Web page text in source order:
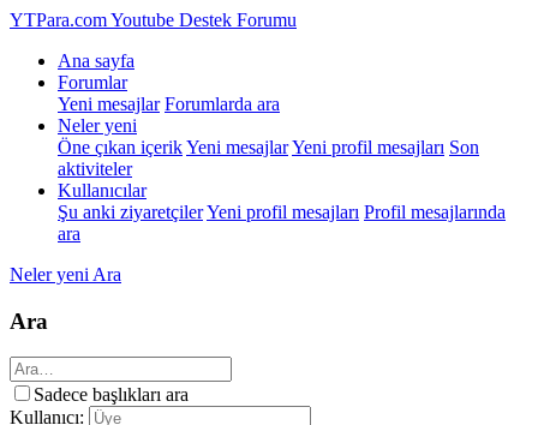
YTPara.comYoutube Destek Forumu
Ana sayfa
Forumlar
Yeni mesajlar Forumlarda ara
Neler yeni
Öne çıkan içerikYeni mesajlarYeni profil mesajları Son
aktiviteler
Kullanıcılar
Şu anki ziyaretçilerYeni profil mesajları Profil mesajlarında
ara
Neler yeni Ara
Ara
Sadece başlıkları ara
Kullanıcı: